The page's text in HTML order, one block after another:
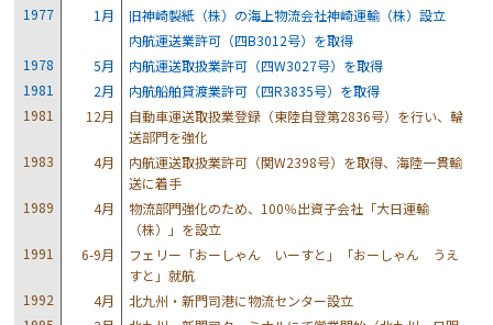
1977
1月
旧神崎製紙（株）の海上物流会社神崎運輸（株）設立
内航運送業許可（四B3012号）を取得
1978
5月
内航運送取扱業許可（四W3027号）を取得
1981
2月
内航船舶貸渡業許可（四R3835号）を取得
1981
12月
自動車運送取扱業登録（東陸自登第2836号）を行い、輪
送部門を強化
1983
4月
内航運送取扱業許可（関W2398号）を取得、海陸一貫輸
送に着手
1989
4月
物流部門強化のため、100％出資子会社「大日運輸
（株）」を設立
1991
6-9月
フェリー「おーしゃん いーすと」「おーしゃん うえ
すと」就航
1992
4月
北九州・新門司港に物流センター設立